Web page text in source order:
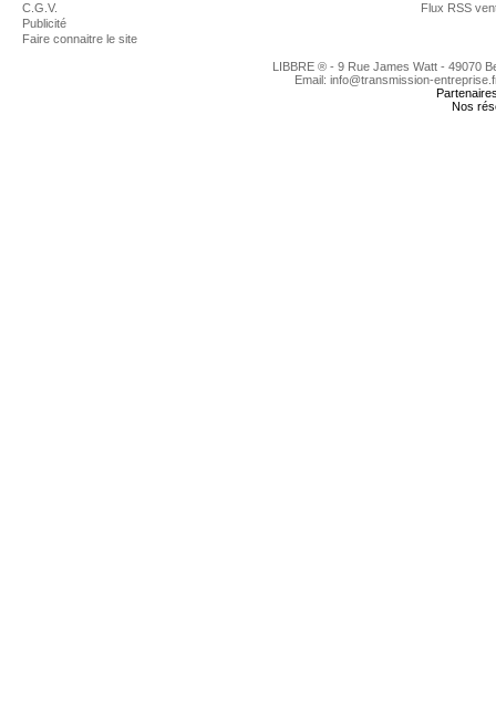
C.G.V.
Publicité
Faire connaitre le site
Flux RSS
LIBBRE ® - 9 Rue James Watt - 49070
Email: info@transmission-
Nos